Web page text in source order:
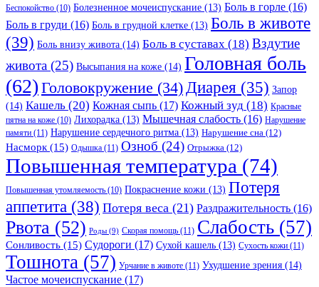
Беспокойство (10) Болезненное мочеиспускание (13) Боль в горле (16)
Боль в груди (16) Боль в грудной клетке (13) Боль в животе
(39) Боль внизу живота (14) Боль в суставах (18) Вздутие
живота (25) Высыпания на коже (14) Головная боль
(62) Головокружение (34)Диарея (35) Запор
(14) Кашель (20) Кожная сыпь (17) Кожный зуд (18) Красные
пятна на коже (10) Лихорадка (13) Мышечная слабость (16) Нарушение
памяти (11) Нарушение сердечного ритма (13) Нарушение сна (12)
Насморк(15) Одышка (11) Озноб (24) Отрыжка (12)
Повышенная температура (74)
Повышенная утомляемость (10) Покраснение кожи (13) Потеря
аппетита (38) Потеря веса (21) Раздражительность (16)
Рвота (52) Роды (9) Скорая помощь (11) Слабость (57)
Сонливость (15) Судороги (17) Сухой кашель (13) Сухость кожи (11)
Тошнота (57) Урчание в животе (11) Ухудшение зрения (14)
Частое мочеиспускание (17)